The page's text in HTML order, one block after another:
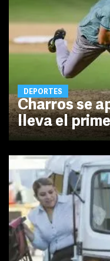
DEPORTES
Charros se
lleva el